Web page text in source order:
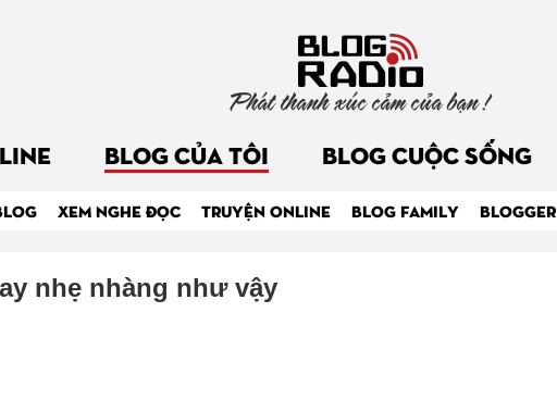
Phát thanh xúc cảm của bạn !
BLOG CỦA TÔI BLOG CUỘC SỐNG
XEM NGHE ĐỌC TRUYỆN ONLINE BLOG FAMILY BLOGGER
nhẹ nhàng như vậy